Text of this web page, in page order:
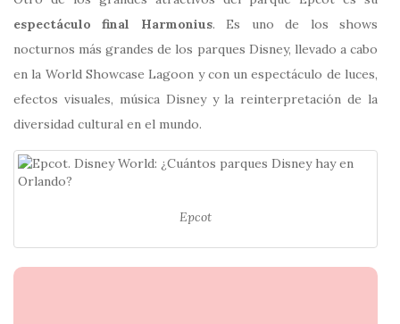
espectáculo final Harmonius. Es uno de los shows
nocturnos más grandes de los parques Disney, llevado a cabo
en la World Showcase Lagoon y con un espectáculo de luces,
efectos visuales, música Disney y la reinterpretación de la
diversidad cultural en el mundo.
Epcot